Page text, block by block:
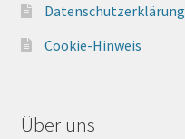
Datenschutzerklärung
Cookie-Hinweis
Über uns